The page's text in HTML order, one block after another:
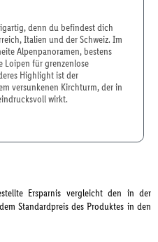
denn du befindest dich
Italien und der Schweiz. Im
Alpenpanoramen, bestens
Loipen für grenzenlose
Highlight ist der
versunkenen Kirchturm, der in
wirkt.
Ersparnis vergleicht den in der
Standardpreis des Produktes in den